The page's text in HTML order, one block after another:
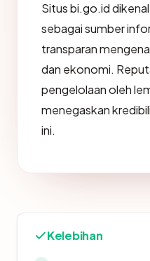
Situs bi.go.id
sebagai sumber
transparan
dan ekonomi.
pengelolaan oleh
menegaskan
ini.
Kelebihan